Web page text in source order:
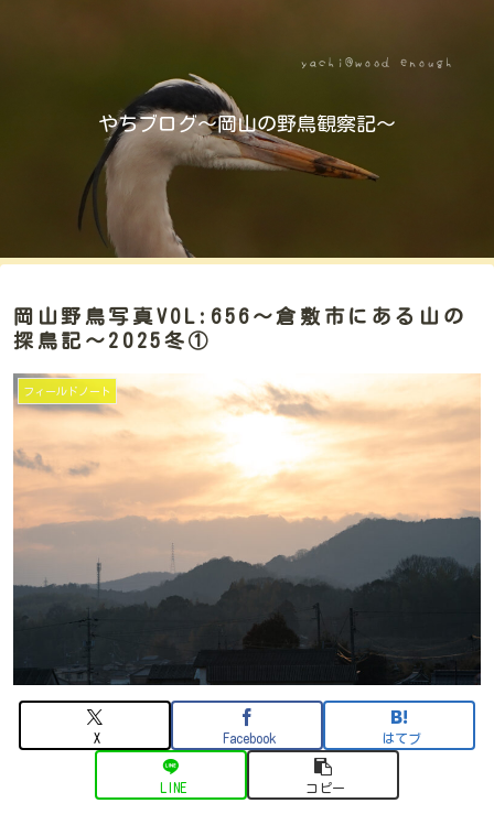
やちブログ～岡山の野鳥観察記～
岡山野鳥写真VOL:656～倉敷市にある山の
探鳥記～2025冬①
フィールドノート
X Facebook はてブ
LINE コピー